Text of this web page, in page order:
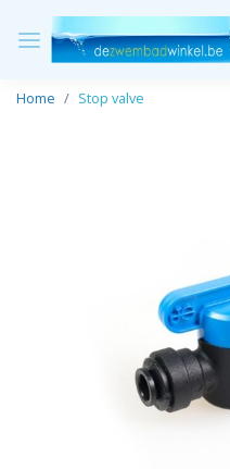
Home Stop valve